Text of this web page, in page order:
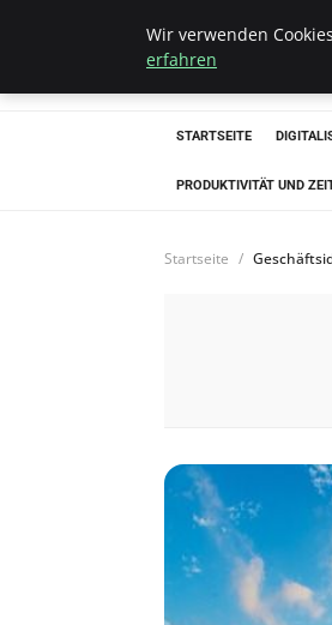
STARTSEITE
PRODUKTIVITÄT UND
Startseite
Wir verwenden
erfahren